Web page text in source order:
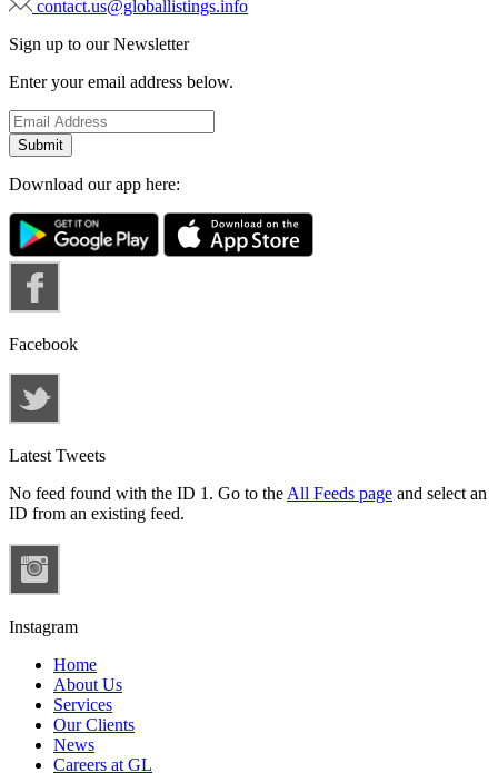
contact.us@globallistings.info
Sign up to our Newsletter
Enter your email address below.
Download our app here:
Facebook
Latest Tweets
No feed found with the ID 1. Go to the All Feeds page and select an
ID from an existing feed.
Instagram
Home
About Us
Services
Our Clients
News
Careers at GL